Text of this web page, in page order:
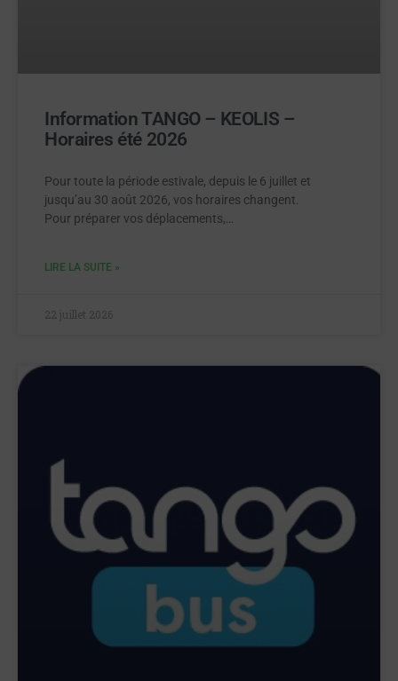
Information TANGO – KEOLIS –
Horaires été 2026
Pour toute la période estivale, depuis le 6 juillet et
jusqu’au 30 août 2026, vos horaires changent.
Pour préparer vos déplacements,…
LIRE LA SUITE »
22 juillet 2026